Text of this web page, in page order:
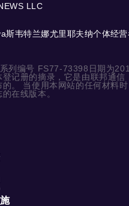
LLC
斯韦特兰娜尤里耶夫纳个体经营
列编号 FS77-73398日期为
登记册的摘录，它是由联邦通信
。 当使用本网站的任何材料
在线版本。